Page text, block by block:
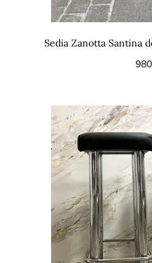
Sedia Zanotta Santina